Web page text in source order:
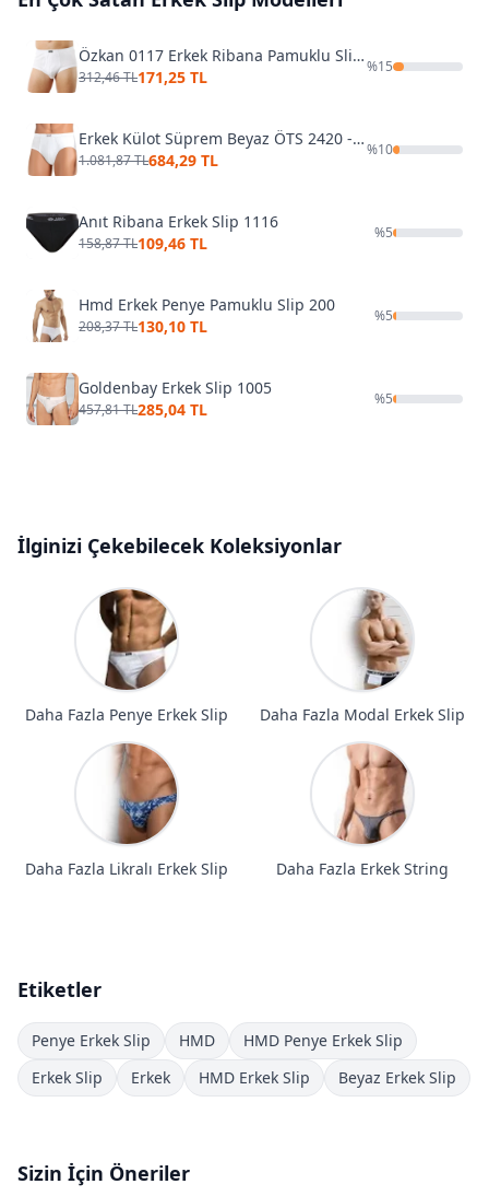
Özkan 0117 Erkek Ribana Pamuklu Slip Torbalı Külot
312,46 TL171,25 TL
%15
Erkek Külot Süprem Beyaz ÖTS 2420 - 6 ADET
1.081,87 TL684,29 TL
%10
Anıt Ribana Erkek Slip 1116
158,87 TL109,46 TL
%5
Hmd Erkek Penye Pamuklu Slip 200
208,37 TL130,10 TL
%5
Goldenbay Erkek Slip 1005
457,81 TL285,04 TL
%5
İlginizi Çekebilecek Koleksiyonlar
Daha Fazla Penye Erkek Slip Daha Fazla Modal Erkek Slip
Daha Fazla Likralı Erkek Slip Daha Fazla Erkek String
Etiketler
Penye Erkek Slip HMD
HMD Penye Erkek Slip
Erkek Slip
Erkek HMD Erkek Slip Beyaz Erkek Slip
Sizin İçin Öneriler